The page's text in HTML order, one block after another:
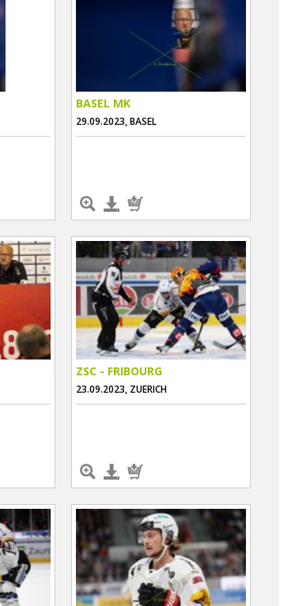
BASEL MK
29.09.2023, BASEL
ZSC - FRIBOURG
23.09.2023, ZUERICH